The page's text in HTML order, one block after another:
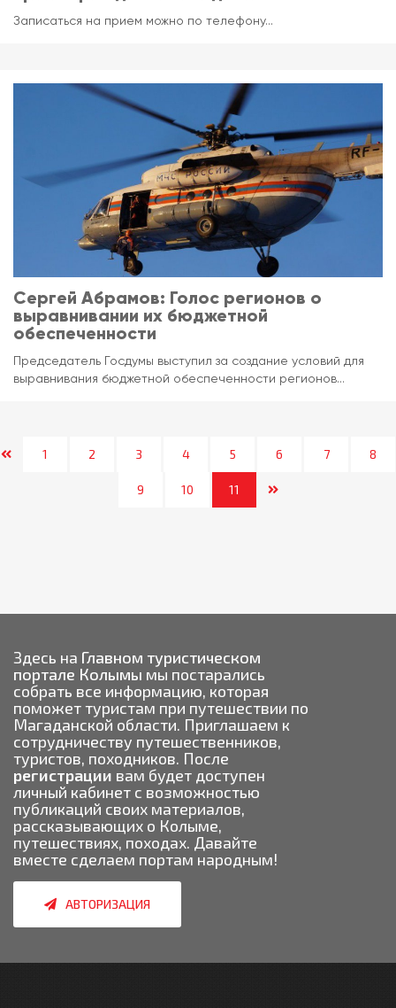
Записаться на прием можно по телефону...
Сергей Абрамов: Голос регионов о
выравнивании их бюджетной
обеспеченности
Председатель Госдумы выступил за создание условий для
выравнивания бюджетной обеспеченности регионов...
1 2 3 4 5 6 7 8
9 10 11
Здесь на Главном туристическом
портале Колымы мы постарались
собрать все информацию, которая
поможет туристам при путешествии по
Магаданской области. Приглашаем к
сотрудничеству путешественников,
туристов, походников. После
регистрации вам будет доступен
личный кабинет с возможностью
публикаций своих материалов,
рассказывающих о Колыме,
путешествиях, походах. Давайте
вместе сделаем портам народным!
АВТОРИЗАЦИЯ